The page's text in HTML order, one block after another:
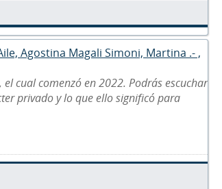
Agostina Magali Simoni, Martina .- ,
cual comenzó en 2022. Podrás escuchar
privado y lo que ello significó para